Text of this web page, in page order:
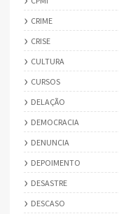
CRIME
CRISE
CULTURA
CURSOS
DELAÇÃO
DEMOCRACIA
DENUNCIA
DEPOIMENTO
DESASTRE
DESCASO